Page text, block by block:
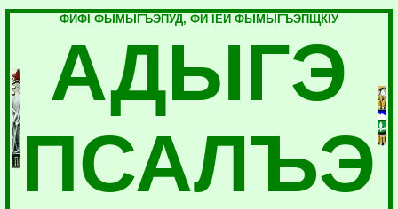
ФИФI ФЫМЫГЪЭПУД, ФИ IЕЙ ФЫМЫГЪЭПЩКIУ
АДЫГЭ
ПСАЛЪЭ